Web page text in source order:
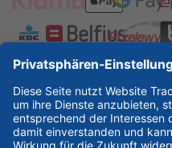
ESSKA
new